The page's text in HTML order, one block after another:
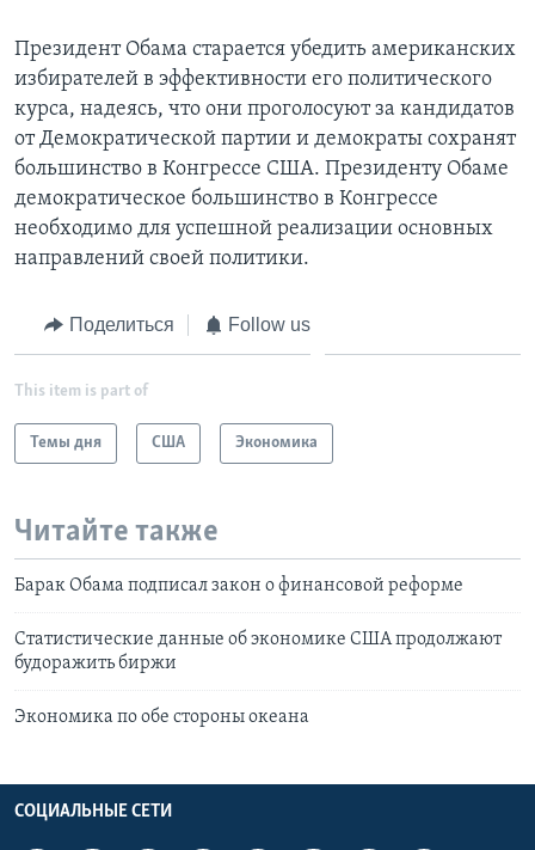
Президент Обама старается убедить американских
избирателей в эффективности его политического
курса, надеясь, что они проголосуют за кандидатов
от Демократической партии и демократы сохранят
большинство в Конгрессе США. Президенту Обаме
демократическое большинство в Конгрессе
необходимо для успешной реализации основных
направлений своей политики.
Поделиться Follow us
This item is part of
Темы дня США Экономика
Читайте также
Барак Обама подписал закон о финансовой реформе
Статистические данные об экономике США продолжают
будоражить биржи
Экономика по обе стороны океана
СОЦИАЛЬНЫЕ СЕТИ